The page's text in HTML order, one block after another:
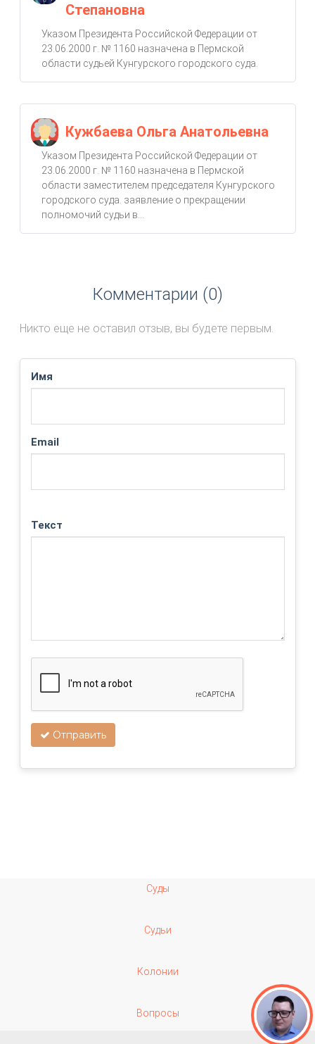
Степановна
Указом Президента Российской Федерации от
23.06.2000 г. № 1160 назначена в Пермской
области судьей Кунгурского городского суда.
Кужбаева Ольга Анатольевна
Указом Президента Российской Федерации от
23.06.2000 г. № 1160 назначена в Пермской
области заместителем председателя Кунгурского
городского суда. заявление о прекращении
полномочий судьи в...
Комментарии (0)
Никто еще не оставил отзыв, вы будете первым.
Имя
Email
Текст
Отправить
Суды
Судьи
Колонии
Вопросы